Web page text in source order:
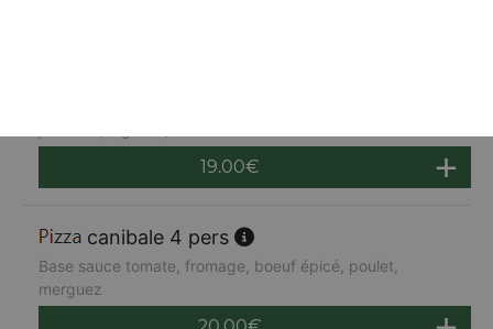
19.00€
canibale 4 pers
Base sauce tomate, fromage, boeuf épicé, poulet,
merguez